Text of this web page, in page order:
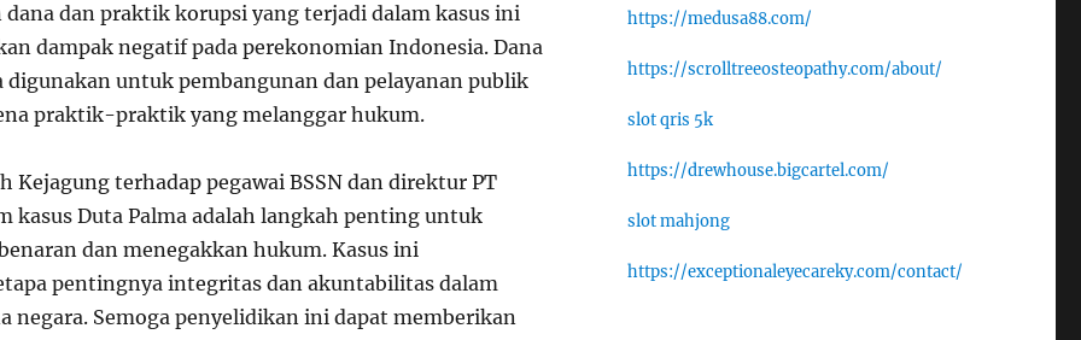
dana dan praktik korupsi yang terjadi dalam kasus ini
dampak negatif pada perekonomian Indonesia. Dana
digunakan untuk pembangunan dan pelayanan publik
praktik-praktik yang melanggar hukum.
Kejagung terhadap pegawai BSSN dan direktur PT
kasus Duta Palma adalah langkah penting untuk
dan menegakkan hukum. Kasus ini
pentingnya integritas dan akuntabilitas dalam
negara. Semoga penyelidikan ini dapat memberikan
https://medusa88.com/
https://scrolltreeosteopathy.com/about/
slot qris 5k
https://drewhouse.bigcartel.com/
slot mahjong
https://exceptionaleyecareky.com/contact/